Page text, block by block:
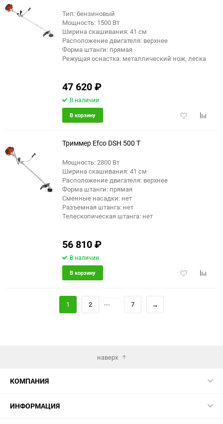
Тип: бензиновый
Мощность: 1500 Вт
Ширина скашивания: 41 см
Расположение двигателя: верхнее
Форма штанги: прямая
Режущая оснастка: металлический нож, леска
47 620₽
В наличии
Добавить
В корзину
Триммер Efco DSH 500 T
Мощность: 2800 Вт
Ширина скашивания: 41 см
Расположение двигателя: верхнее
Форма штанги: прямая
Сменные насадки: нет
Разъемная штанга: нет
Телескопическая штанга: нет
56 810₽
В наличии
Добавить
В корзину
1 2 ... 7 →
наверх
КОМПАНИЯ
ИНФОРМАЦИЯ